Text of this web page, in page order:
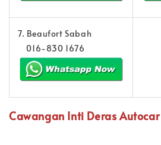
7. Beaufort Sabah
016-830 1676
Cawangan Inti Deras Autocar